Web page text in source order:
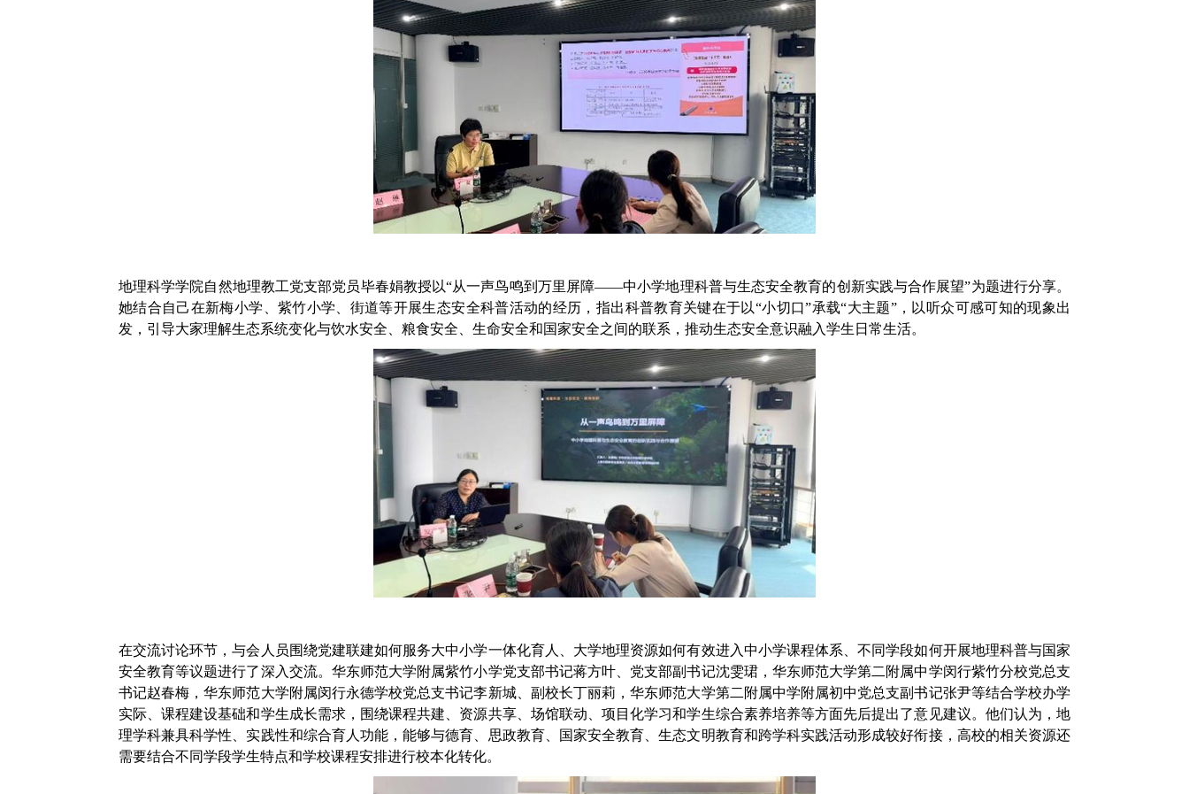
地理科学学院自然地理教工党支部党员毕春娟教授以“从一声鸟鸣到万里屏障——中小学地理科普与生态安全教育的创新实践与合作展望”为题进行分享。
她结合自己在新梅小学、紫竹小学、街道等开展生态安全科普活动的经历，指出科普教育关键在于以“小切口”承载“大主题”，以听众可感可知的现象出
发，引导大家理解生态系统变化与饮水安全、粮食安全、生命安全和国家安全之间的联系，推动生态安全意识融入学生日常生活。
在交流讨论环节，与会人员围绕党建联建如何服务大中小学一体化育人、大学地理资源如何有效进入中小学课程体系、不同学段如何开展地理科普与国家
安全教育等议题进行了深入交流。华东师范大学附属紫竹小学党支部书记蒋方叶、党支部副书记沈雯珺，华东师范大学第二附属中学闵行紫竹分校党总支
书记赵春梅，华东师范大学附属闵行永德学校党总支书记李新城、副校长丁丽莉，华东师范大学第二附属中学附属初中党总支副书记张尹等结合学校办学
实际、课程建设基础和学生成长需求，围绕课程共建、资源共享、场馆联动、项目化学习和学生综合素养培养等方面先后提出了意见建议。他们认为，地
理学科兼具科学性、实践性和综合育人功能，能够与德育、思政教育、国家安全教育、生态文明教育和跨学科实践活动形成较好衔接，高校的相关资源还
需要结合不同学段学生特点和学校课程安排进行校本化转化。